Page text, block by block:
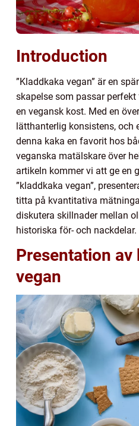
Introduction
”Kladdkaka vegan” är en
skapelse som passar
en vegansk kost. Med en
lätthanterlig konsistens, och
denna kaka en favorit hos
veganska matälskare över
artikeln kommer vi att ge en
”kladdkaka vegan”,
titta på kvantitativa
diskutera skillnader mellan
historiska för- och nackdelar.
Presentation av
vegan